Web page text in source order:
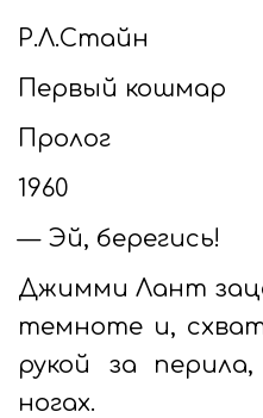
Р.Л.Стайн
Первый кошмар
Пролог
1960
— Эй, берегись!
Джимми Лант
темноте и,
рукой за
ногах.